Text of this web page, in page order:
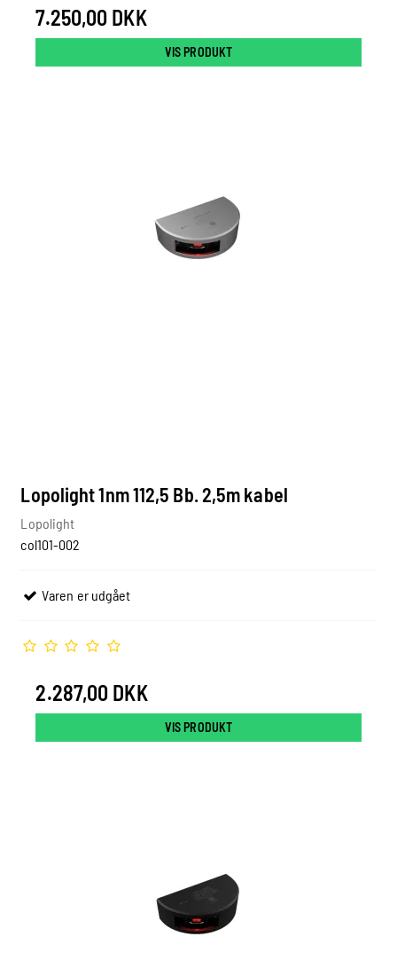
7.250,00 DKK
VIS PRODUKT
Lopolight 1nm 112,5 Bb. 2,5m kabel
Lopolight
col101-002
Varen er udgået
2.287,00 DKK
VIS PRODUKT